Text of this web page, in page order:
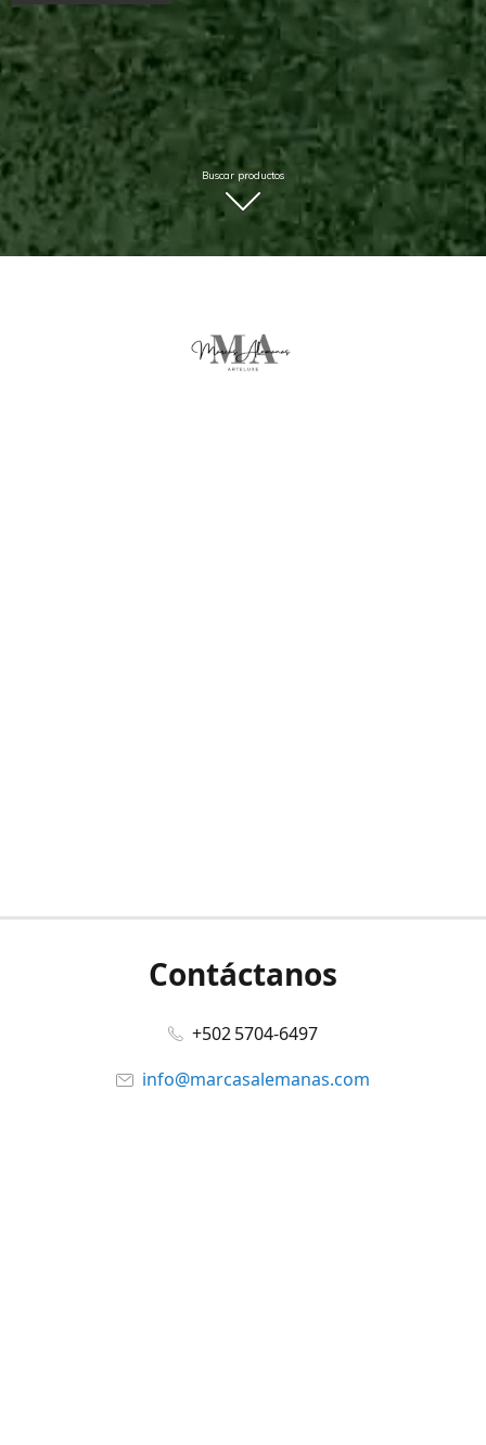
Buscar productos
Contáctanos
+502 5704-6497
info@marcasalemanas.com